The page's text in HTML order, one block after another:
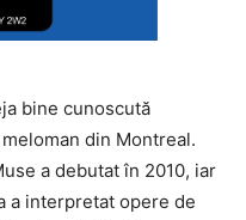
bine cunoscută
din Montreal.
a debutat în 2010, iar
a interpretat opere de